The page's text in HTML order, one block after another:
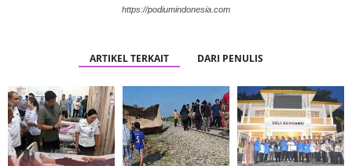
https://podiumindonesia.com
ARTIKEL TERKAIT DARI PENULIS